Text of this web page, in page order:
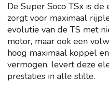
De Super Soco TSx is
zorgt voor maximaal
evolutie van de TS met
motor, maar ook een
hoog maximaal koppel
vermogen, levert deze
prestaties in alle stilte.